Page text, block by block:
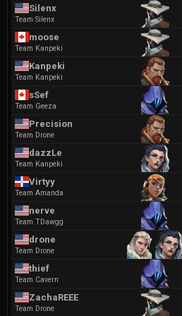
Silenx
Team Silenx
moose⁠
Team Kanpeki
Kanpeki
Team Kanpeki
sSef
Team Geeza
Precision
Team Drone
dazzLe
Team Kanpeki
Virtyy
Team Amanda
nerve
Team TDawgg
drone
Team Drone
thief
Team Cavern
ZachaREEE
Team Drone